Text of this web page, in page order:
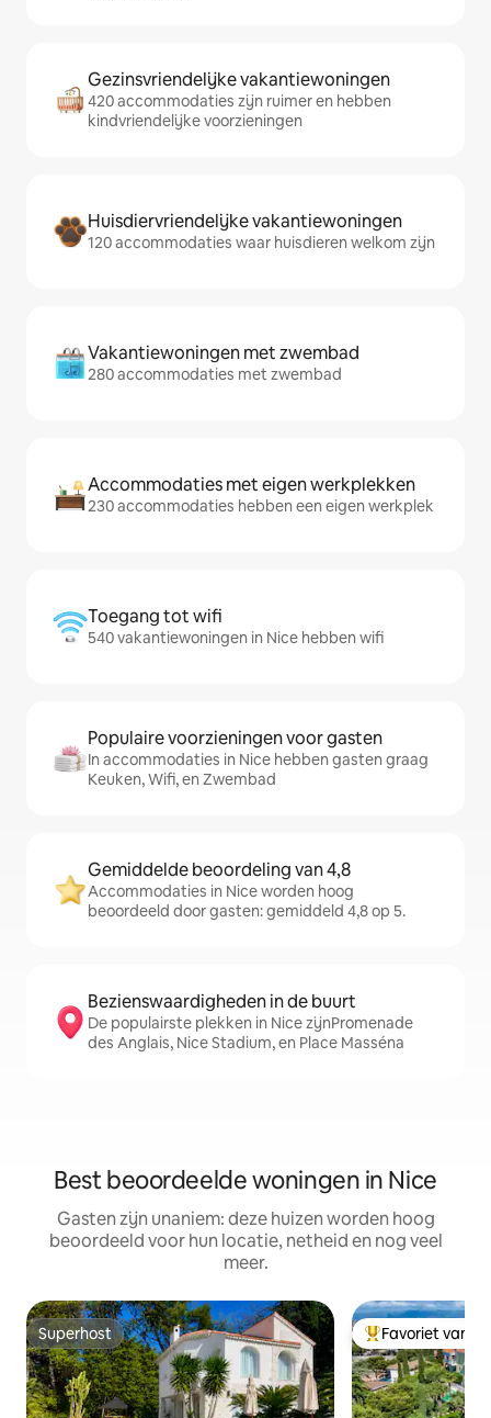
Gezinsvriendelijke vakantiewoningen
420 accommodaties zijn ruimer en hebben
kindvriendelijke voorzieningen
Huisdiervriendelijke vakantiewoningen
120 accommodaties waar huisdieren welkom zijn
Vakantiewoningen met zwembad
280 accommodaties met zwembad
Accommodaties met eigen werkplekken
230 accommodaties hebben een eigen werkplek
Toegang tot wifi
540 vakantiewoningen in Nice hebben wifi
Populaire voorzieningen voor gasten
In accommodaties in Nice hebben gasten graag
Keuken, Wifi, en Zwembad
Gemiddelde beoordeling van 4,8
Accommodaties in Nice worden hoog
beoordeeld door gasten: gemiddeld 4,8 op 5.
Bezienswaardigheden in de buurt
De populairste plekken in Nice zijnPromenade
des Anglais, Nice Stadium, en Place Masséna
Best beoordeelde woningen in Nice
Gasten zijn unaniem: deze huizen worden hoog
beoordeeld voor hun locatie, netheid en nog veel
meer.
Superhost
Superhost Topfavoriet van
Favoriet van